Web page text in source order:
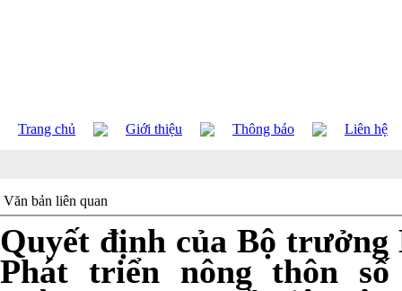
Trang chủ Giới thiệu Thông báo Liên hệ
Văn bản liên quan
Quyết định của Bộ trưởng
Phát triển nông thôn số